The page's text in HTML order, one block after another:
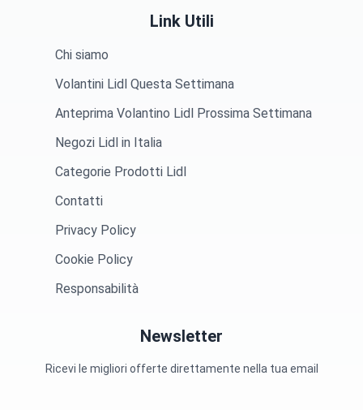
Link Utili
Chi siamo
Volantini Lidl Questa Settimana
Anteprima Volantino Lidl Prossima Settimana
Negozi Lidl in Italia
Categorie Prodotti Lidl
Contatti
Privacy Policy
Cookie Policy
Responsabilità
Newsletter
Ricevi le migliori offerte direttamente nella tua email